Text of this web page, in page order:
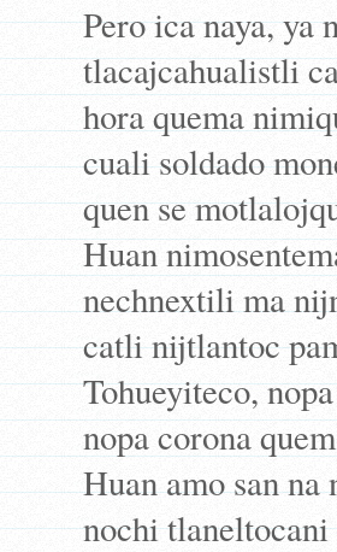
Pero ica naya, ya
tlacajcahualistli
hora quema
cuali soldado
quen se
Huan
nechnextili ma
catli nijtlantoc
Tohueyiteco,
nopa corona
Huan amo san
nochi